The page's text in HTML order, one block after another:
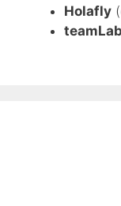
Holafly